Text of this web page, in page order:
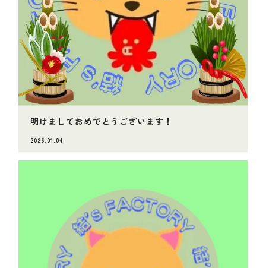
明けましておめでとうございます！
2026.01.04